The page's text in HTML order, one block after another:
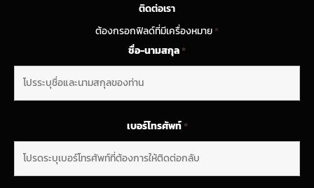
ติดต่อเรา
ต้องกรอกฟิลด์ที่มีเครื่องหมาย*
ชื่อ-นามสกุล*
เบอร์โทรศัพท์*